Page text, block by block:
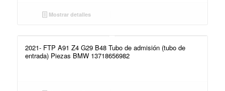
Mostrar detalles
2021- FTP A91 Z4 G29 B48 Tubo de admisión (tubo de
entrada) Piezas BMW 13718656982